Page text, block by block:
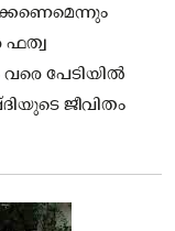
ഫത്വ
വരെ പേടിയിൽ
ജീവിതം